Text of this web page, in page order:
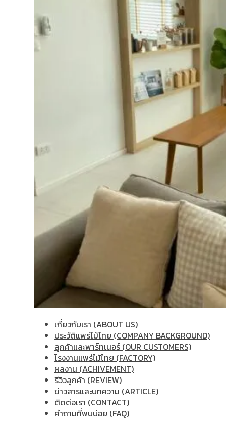
เกี่ยวกับเรา (ABOUT US)
ประวัติแพร่ไม้ไทย (COMPANY BACKGROUND)
ลูกค้าและพาร์ทเนอร์ (OUR CUSTOMERS)
โรงงานแพร่ไม้ไทย (FACTORY)
ผลงาน (ACHIVEMENT)
รีวิวลูกค้า (REVIEW)
ข่าวสารและบทความ (ARTICLE)
ติดต่อเรา (CONTACT)
คำถามที่พบบ่อย (FAQ)